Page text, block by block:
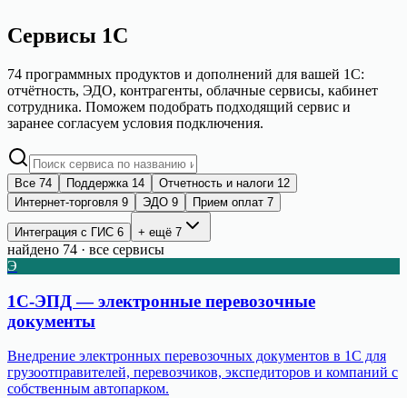
Сервисы 1С
74 программных продуктов и дополнений для вашей 1С:
отчётность, ЭДО, контрагенты, облачные сервисы, кабинет
сотрудника. Поможем подобрать подходящий сервис и
заранее согласуем условия подключения.
Все 74 Поддержка 14 Отчетность и налоги 12
Интернет-торговля 9 ЭДО 9 Прием оплат 7
Интеграция с ГИС 6 + ещё 7
найдено 74 · все сервисы
Э
1С-ЭПД — электронные перевозочные
документы
Внедрение электронных перевозочных документов в 1С для
грузоотправителей, перевозчиков, экспедиторов и компаний с
собственным автопарком.